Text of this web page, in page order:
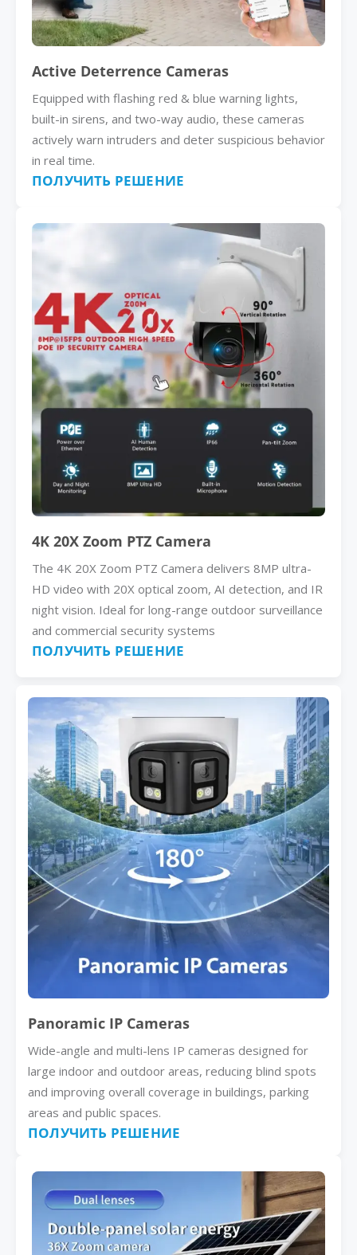
Active Deterrence Cameras
Equipped with flashing red & blue warning lights,
built-in sirens, and two-way audio, these cameras
actively warn intruders and deter suspicious behavior
in real time.
ПОЛУЧИТЬ РЕШЕНИЕ
4K 20X Zoom PTZ Camera
The 4K 20X Zoom PTZ Camera delivers 8MP ultra-
HD video with 20X optical zoom, AI detection, and IR
night vision. Ideal for long-range outdoor surveillance
and commercial security systems
ПОЛУЧИТЬ РЕШЕНИЕ
Panoramic IP Cameras
Wide-angle and multi-lens IP cameras designed for
large indoor and outdoor areas, reducing blind spots
and improving overall coverage in buildings, parking
areas and public spaces.
ПОЛУЧИТЬ РЕШЕНИЕ